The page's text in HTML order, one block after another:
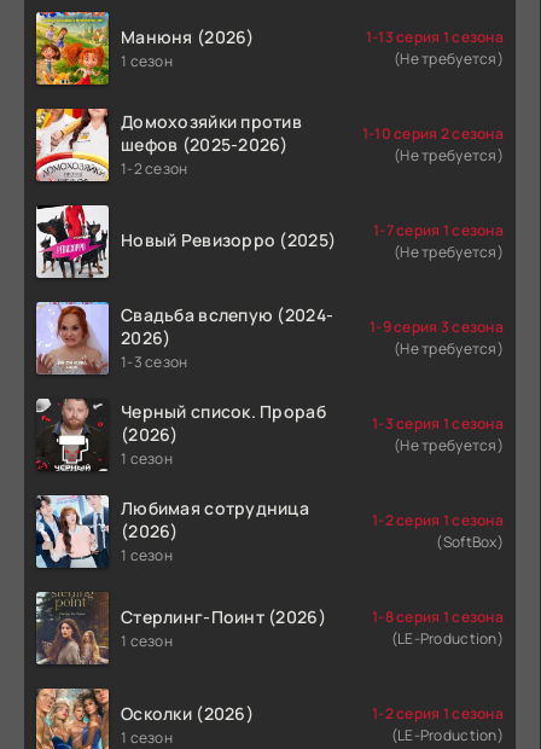
Манюня (2026)
1 сезон
1-13 серия 1 сезона
(Не требуется)
Домохозяйки против
шефов (2025-2026)
1-2 сезон
1-10 серия 2 сезона
(Не требуется)
Новый Ревизорро (2025)
1-7 серия 1 сезона
(Не требуется)
Свадьба вслепую (2024-
2026)
1-3 сезон
1-9 серия 3 сезона
(Не требуется)
Черный список. Прораб
(2026)
1 сезон
1-3 серия 1 сезона
(Не требуется)
Любимая сотрудница
(2026)
1 сезон
1-2 серия 1 сезона
(SoftBox)
Стерлинг-Поинт (2026)
1 сезон
1-8 серия 1 сезона
(LE-Production)
Осколки (2026)
1 сезон
1-2 серия 1 сезона
(LE-Production)